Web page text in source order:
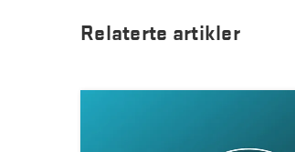
Relaterte artikler